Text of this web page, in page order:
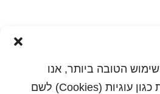
הטובה ביותר, אנו
משתמשים בטכנולוגיות כגון עוגיות (Cookies) לשם